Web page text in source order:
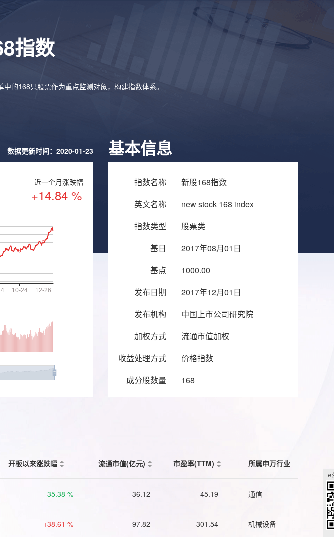
指数
的168只股票作为重点监测对象，构建指数体系。
数据更新时间：2020-01-23
近一个月涨跌幅
+14.84 %
基本信息
指数名称
新股168指数
英文名称
new stock 168 index
指数类型
股票类
基日
2017年08月01日
基点
1000.00
发布日期
2017年12月01日
发布机构
中国上市公司研究院
加权方式
流通市值加权
收益处理方式
价格指数
成分股数量
168
开板以来涨跌幅 流通市值(亿元) 市盈率(TTM) 所属申万行业
-35.38 % 36.12 45.19 通信
+38.61 % 97.82 301.54 机械设备